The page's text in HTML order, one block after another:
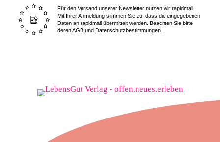
Für den Versand unserer Newsletter nutzen wir rapidmail.
Mit Ihrer Anmeldung stimmen Sie zu, dass die eingegebenen
Daten an rapidmail übermittelt werden. Beachten Sie bitte
derenAGB und Datenschutzbestimmungen